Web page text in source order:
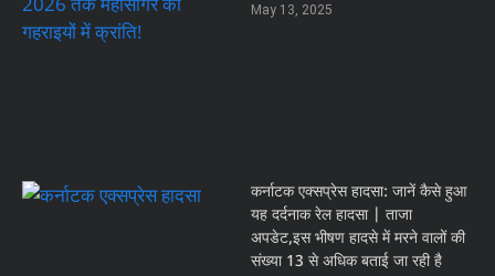
May 13, 2025
कर्नाटक एक्सप्रेस हादसा: जानें कैसे हुआ
यह दर्दनाक रेल हादसा | ताजा
अपडेट,इस भीषण हादसे में मरने वालों की
संख्या 13 से अधिक बताई जा रही है